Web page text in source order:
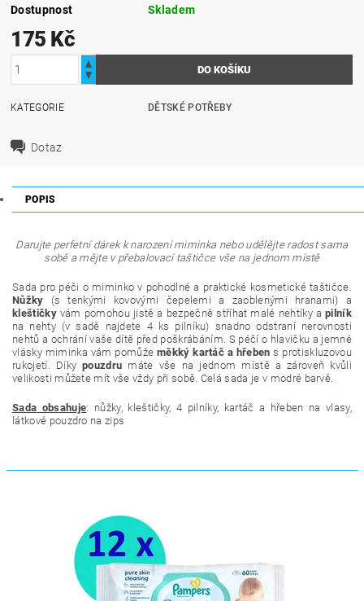
Dostupnost Skladem
175 Kč
KATEGORIE DĚTSKÉ POTŘEBY
Dotaz
POPIS
Darujte perfetní dárek k narození miminka nebo udělějte radost sama
sobě a mějte v přebalovací taštičce vše na jednom místě
Sada pro péči o miminko v pohodlné a praktické kosmetické taštičce.
Nůžky (s tenkými kovovými čepelemi a zaoblenými hranami) a
kleštičkyvám pomohou jistě a bezpečně stříhat malé nehtíky apilník
na nehty (v sadě najdete 4 ks pilníku) snadno odstraní nerovnosti
nehtů a ochrání vaše dítě před poškrábáním. S péčí o hlavičku a jemné
vlásky miminka vám pomůže měkký kartáč a hřeben s protiskluzovou
rukojetí. Díkypouzdru máte vše na jednom místě a zároveň kvůli
velikosti můžete mít vše vždy při sobě. Celá sada je v modré barvě.
Sada obsahuje: nůžky, kleštičky, 4 pilníky, kartáč a hřeben na vlasy,
látkové pouzdro na zips